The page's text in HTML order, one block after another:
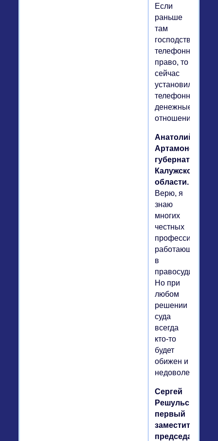
Если
раньше
там
господствовало
телефонное
право, то
сейчас
установились
телефонно-
денежные
отношения.
Анатолий
Артамонов,
губернатор
Калужской
области.
Верю, я
знаю
многих
честных
работающих
в
правосудии.
Но при
любом
решении
суда
всегда
кто-то
будет
обижен и
недоволен.
Сергей
Решульский,
первый
заместитель
председателя